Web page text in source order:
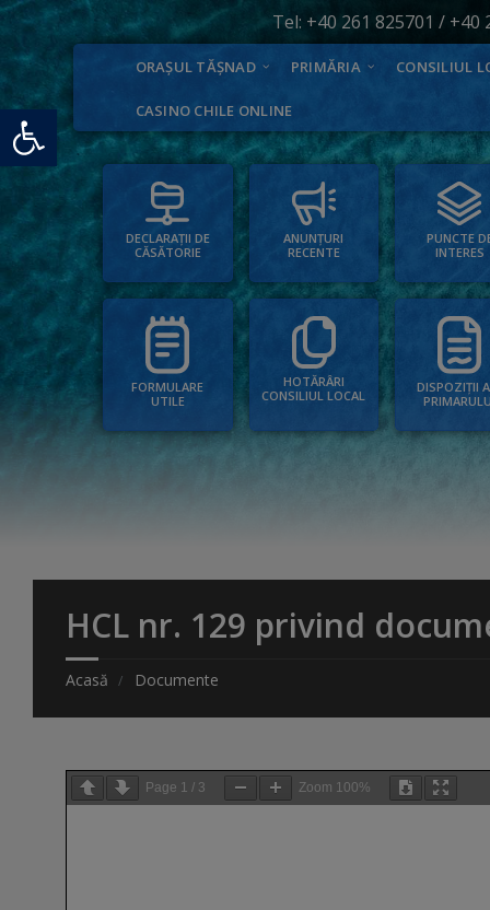
Deschide bara de unelte
Tel: +40 261 825701 / +40
ORAȘUL TĂȘNAD PRIMĂRIA CONSILIUL
CASINO CHILE ONLINE
DECLARAȚII DE
CĂSĂTORIE
ANUNȚURI
RECENTE
PUNCTE
INTERES
FORMULARE
UTILE
HOTĂRÂRI
CONSILIUL LOCAL
DISPOZIȚII
HCL nr. 129 privind
Acasă Documente
Page 1 / 3 Zoom 100%